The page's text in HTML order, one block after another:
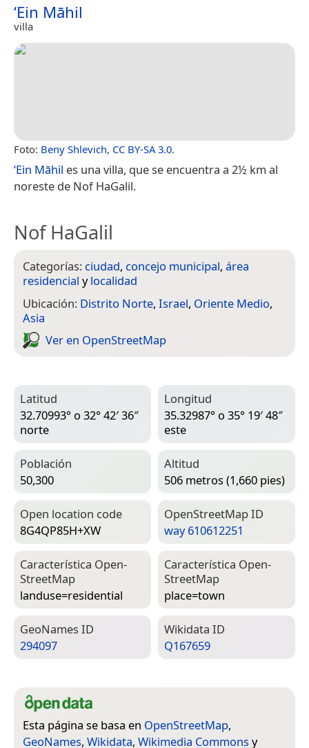
‘Ein Māhil
villa
Foto: Beny Shlevich, CC BY-SA 3.0.
‘Ein Māhil es una villa, que se encuentra a 2½ km al
noreste de Nof HaGalil.
Nof HaGalil
Categorías: ciudad, concejo municipal, área
residencial ylocalidad
Ubicación: Distrito Norte, Israel, Oriente Medio,
Asia
Ver en Open­Street­Map
Latitud
32.70993° o 32° 42′ 36″
norte
Longitud
35.32987° o 35° 19′ 48″
este
Población
50,300
Altitud
506 metros (1,660 pies)
Open location code
8G4QP85H+XW
Open­Street­Map ID
way 610612251
Característica Open­
Street­Map
landuse=­residential
Característica Open­
Street­Map
place=­town
Geo­Names ID
294097
Wiki­data ID
Q167659
Esta página se basa en OpenStreetMap,
GeoNames, Wikidata, Wikimedia Commons y